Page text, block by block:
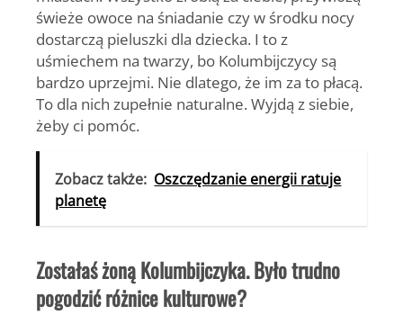
świeże owoce na śniadanie czy w środku nocy
dostarczą pieluszki dla dziecka. I to z
uśmiechem na twarzy, bo Kolumbijczycy są
bardzo uprzejmi. Nie dlatego, że im za to płacą.
To dla nich zupełnie naturalne. Wyjdą z siebie,
żeby ci pomóc.
Zobacz także: Oszczędzanie energii ratuje
planetę
Zostałaś żoną Kolumbijczyka. Było trudno
pogodzić różnice kulturowe?